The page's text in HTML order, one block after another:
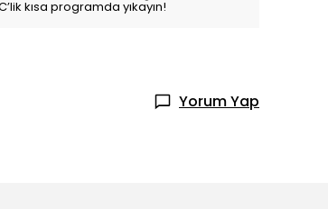
kısa programda yıkayın!
Yorum Yap